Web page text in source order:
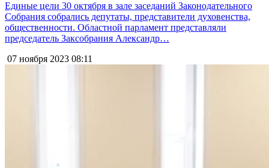
Единые цели 30 октября в зале заседаний Законодательного
Собрания собрались депутаты, представители духовенства,
общественности. Областной парламент представляли
председатель Заксобрания Александр…
07 ноября 2023 08:11